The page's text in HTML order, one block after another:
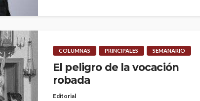
COLUMNAS PRINCIPALES SEMANARIO
El peligro de la vocación
robada
Editorial